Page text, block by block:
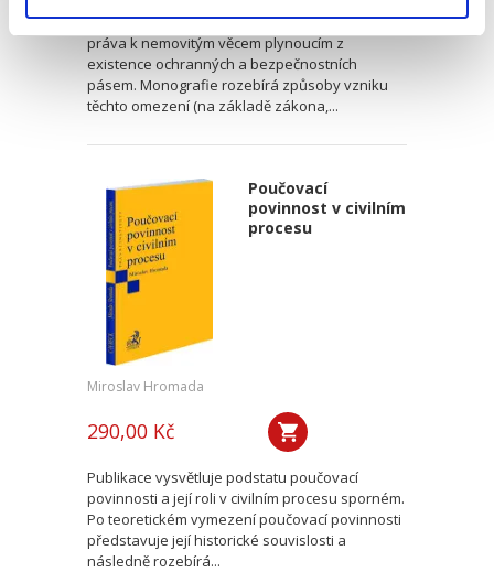
Publikace se věnuje omezením vlastnického
práva k nemovitým věcem plynoucím z
existence ochranných a bezpečnostních
pásem. Monografie rozebírá způsoby vzniku
těchto omezení (na základě zákona,...
Poučovací
povinnost v civilním
procesu
Miroslav Hromada
290,00 Kč
Publikace vysvětluje podstatu poučovací
povinnosti a její roli v civilním procesu sporném.
Po teoretickém vymezení poučovací povinnosti
představuje její historické souvislosti a
následně rozebírá...